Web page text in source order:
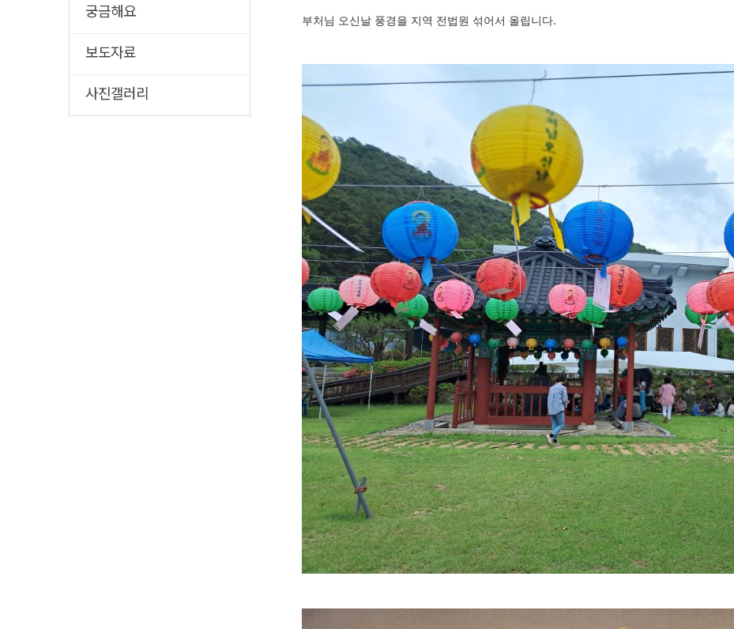
궁금해요
보도자료
사진갤러리
부처님 오신날 풍경을 지역 전법원 섞어서 올립니다.